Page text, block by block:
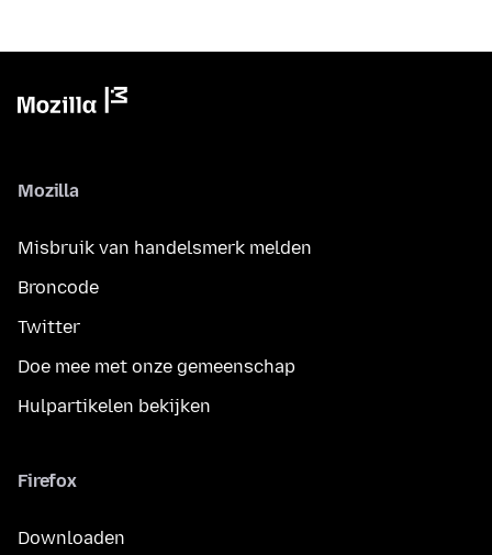
Mozilla
Misbruik van handelsmerk melden
Broncode
Twitter
Doe mee met onze gemeenschap
Hulpartikelen bekijken
Firefox
Downloaden